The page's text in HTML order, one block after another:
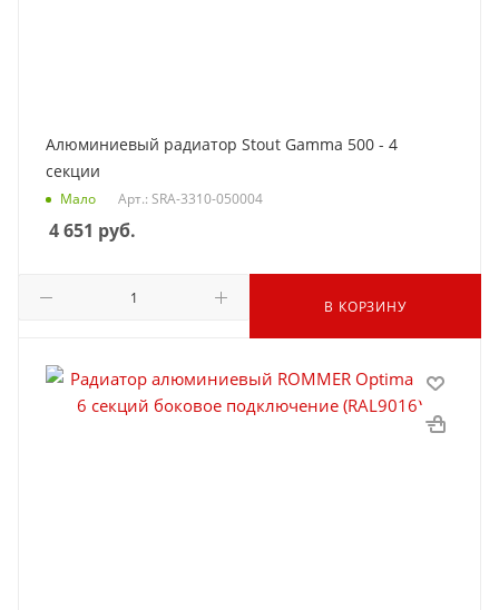
Алюминиевый радиатор Stout Gamma 500 - 4
секции
Мало Арт.: SRA-3310-050004
4 651 руб.
В КОРЗИНУ